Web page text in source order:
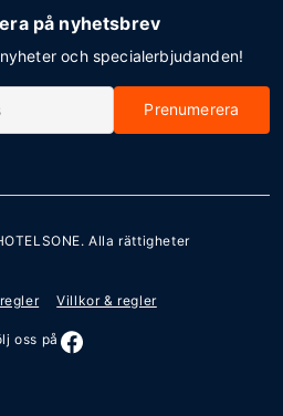
på nyhetsbrev
och specialerbjudanden!
Prenumerera
. Alla rättigheter
Villkor & regler
oss på